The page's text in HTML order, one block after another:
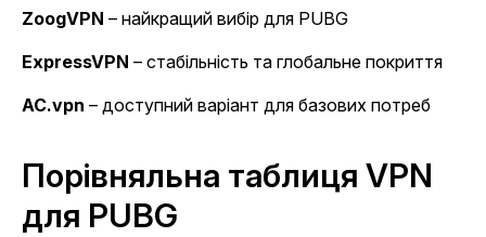
ZoogVPN – найкращий вибір для PUBG
ExpressVPN – стабільність та глобальне покриття
AC.vpn – доступний варіант для базових потреб
Порівняльна таблиця VPN
для PUBG